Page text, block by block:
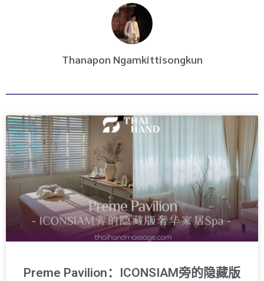
m
Thanapon Ngamkittisongkun
Preme Pavilion：ICONSIAM旁的隐藏版